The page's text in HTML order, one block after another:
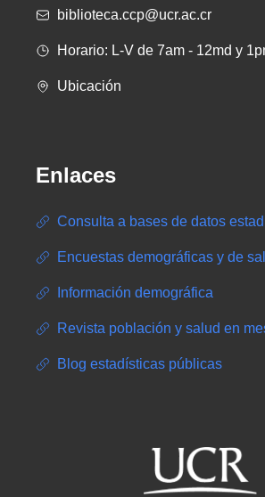
biblioteca.ccp@ucr.ac.cr
Horario: L-V de 7am - 12md y
Ubicación
Enlaces
Consulta a bases de datos
Encuestas demográficas y de
Información demográfica
Revista población y salud en
Blog estadísticas públicas